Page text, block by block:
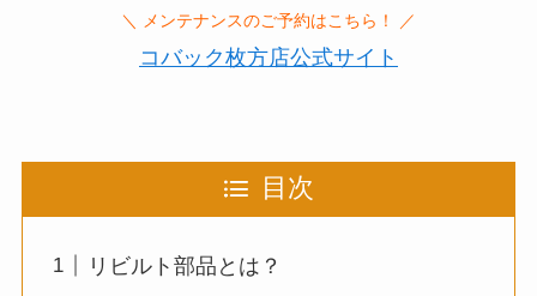
＼ メンテナンスのご予約はこちら！ ／
コバック枚方店公式サイト
目次
リビルト部品とは？